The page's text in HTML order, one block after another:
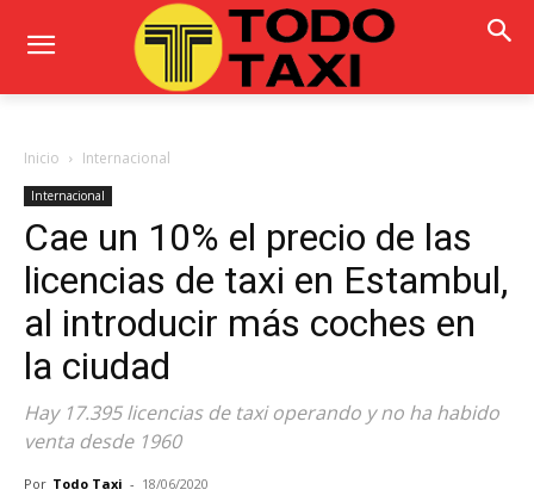
Inicio Internacional
Internacional
Cae un 10% el precio de las
licencias de taxi en Estambul,
al introducir más coches en
la ciudad
Hay 17.395 licencias de taxi operando y no ha habido
venta desde 1960
Por Todo Taxi - 18/06/2020